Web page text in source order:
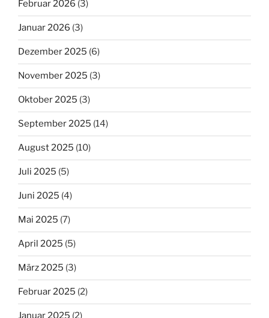
Februar 2026 (3)
Januar 2026 (3)
Dezember 2025 (6)
November 2025 (3)
Oktober 2025 (3)
September 2025 (14)
August 2025 (10)
Juli 2025 (5)
Juni 2025 (4)
Mai 2025 (7)
April 2025 (5)
März 2025 (3)
Februar 2025 (2)
Januar 2025 (2)